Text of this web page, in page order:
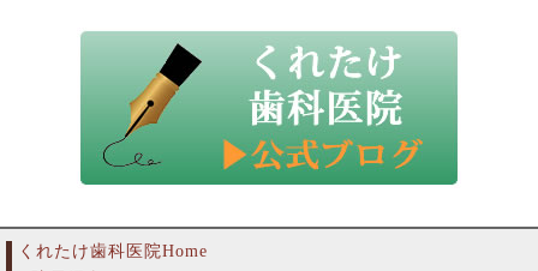
くれたけ歯科医院Home